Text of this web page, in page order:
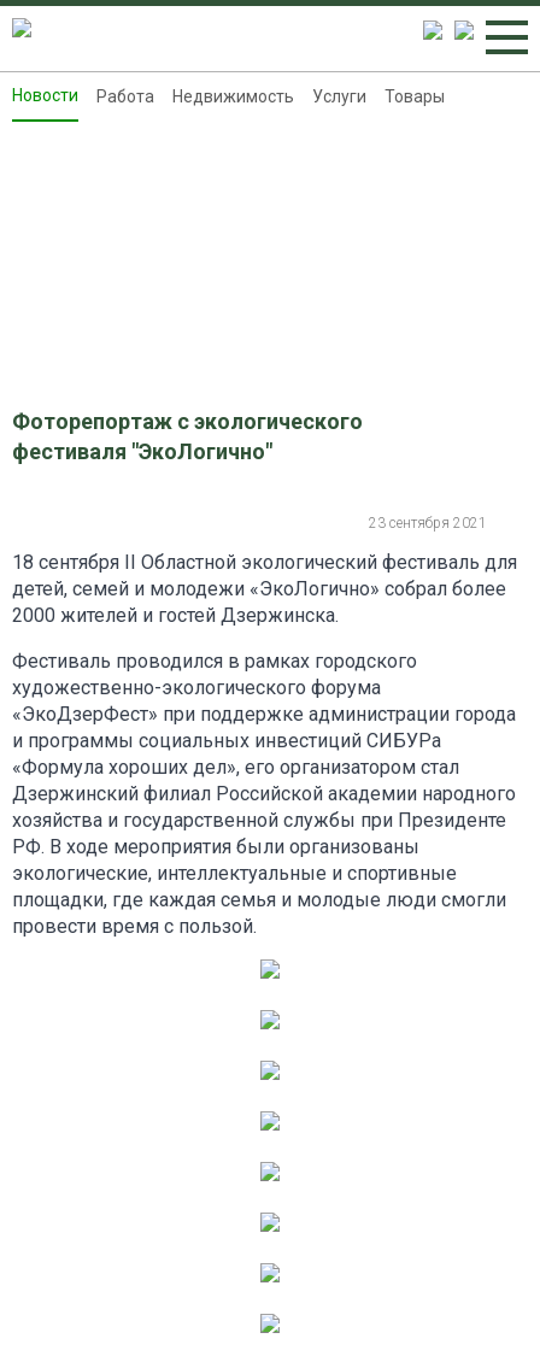
Новости
Новости Работа Недвижимость Услуги Товары
Фоторепортаж с экологического
фестиваля "ЭкоЛогично"
23 сентября 2021
18 сентября II Областной экологический фестиваль для
детей, семей и молодежи «ЭкоЛогично» собрал более
2000 жителей и гостей Дзержинска.
Фестиваль проводился в рамках городского
художественно-экологического форума
«ЭкоДзерФест» при поддержке администрации города
и программы социальных инвестиций СИБУРа
«Формула хороших дел», его организатором стал
Дзержинский филиал Российской академии народного
хозяйства и государственной службы при Президенте
РФ. В ходе мероприятия были организованы
экологические, интеллектуальные и спортивные
площадки, где каждая семья и молодые люди смогли
провести время с пользой.